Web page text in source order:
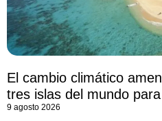
El cambio climático
tres islas del mundo
9 agosto 2026